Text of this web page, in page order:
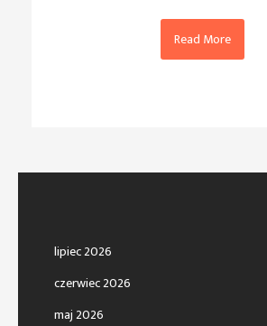
Read More
lipiec 2026
czerwiec 2026
maj 2026